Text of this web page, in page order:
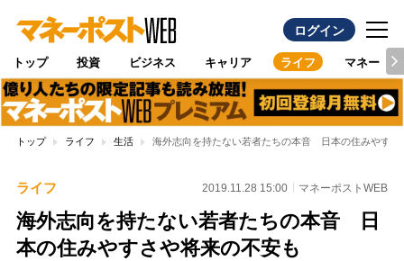
ログイン
トップ 投資 ビジネス キャリア ライフ マネー
トップ ライフ 生活 海外志向を持たない若者たちの本音 日本の住みやすさ
ライフ 2019.11.28 15:00 マネーポストWEB
海外志向を持たない若者たちの本音 日
本の住みやすさや将来の不安も